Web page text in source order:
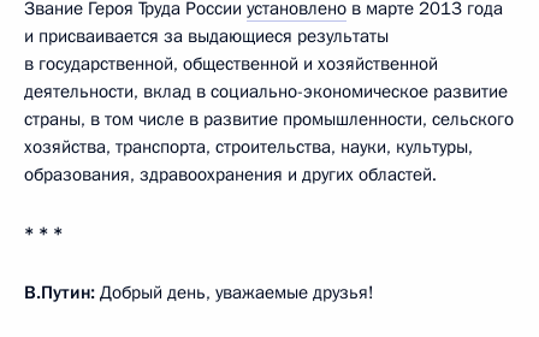
Звание Героя Труда России установлено в марте 2013 года
и присваивается за выдающиеся результаты
в государственной, общественной и хозяйственной
деятельности, вклад в социально-экономическое развитие
страны, в том числе в развитие промышленности, сельского
хозяйства, транспорта, строительства, науки, культуры,
образования, здравоохранения и других областей.
* * *
В.Путин: Добрый день, уважаемые друзья!